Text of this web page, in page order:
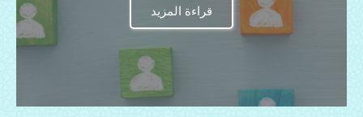
قراءة المزيد